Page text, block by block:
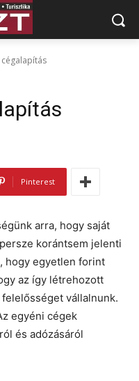
Pinterest
arra, hogy saját
korántsem jelenti
hogy egyetlen forint
az így létrehozott
vállalnunk.
egyéni cégek
és adózásáról